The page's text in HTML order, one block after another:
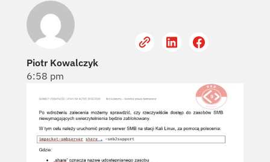
Piotr Kowalczyk
6:58 pm